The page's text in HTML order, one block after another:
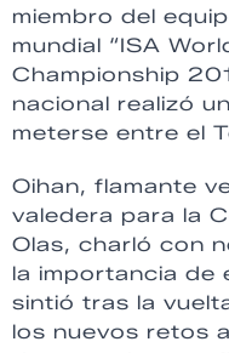
miembro del
mundial “ISA
Championship
nacional realizó
meterse entre el
Oihan, flamante
valedera para la
Olas, charló con
la importancia de
sintió tras la
los nuevos retos